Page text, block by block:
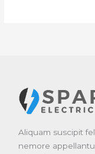
Aliquam suscipit
nemore